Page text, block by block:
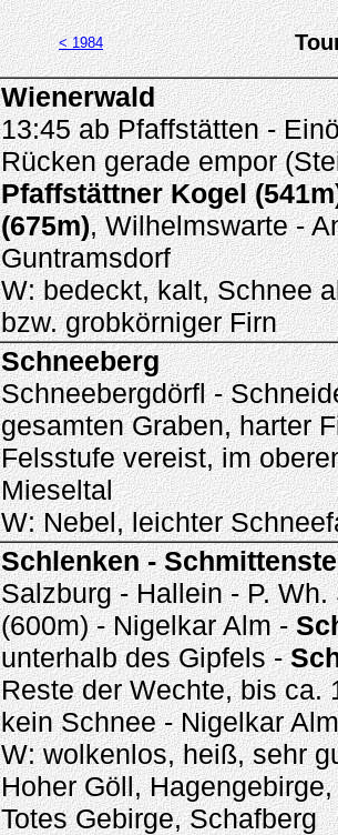
< 1984
Wienerwald
13:45 ab Pfaffstätten -
Rücken gerade empor
Pfaffstättner Kogel
(675m), Wilhelmswarte -
Guntramsdorf
W: bedeckt, kalt, Schnee
bzw. grobkörniger Firn
Schneeberg
Schneebergdörfl -
gesamten Graben, harter
Felsstufe vereist, im
Mieseltal
W: Nebel, leichter
Schlenken -
Salzburg - Hallein - P.
(600m) - Nigelkar Alm -
unterhalb des Gipfels -
Reste der Wechte, bis ca.
kein Schnee - Nigelkar
W: wolkenlos, heiß, sehr
Hoher Göll,
Totes Gebirge, Schafberg